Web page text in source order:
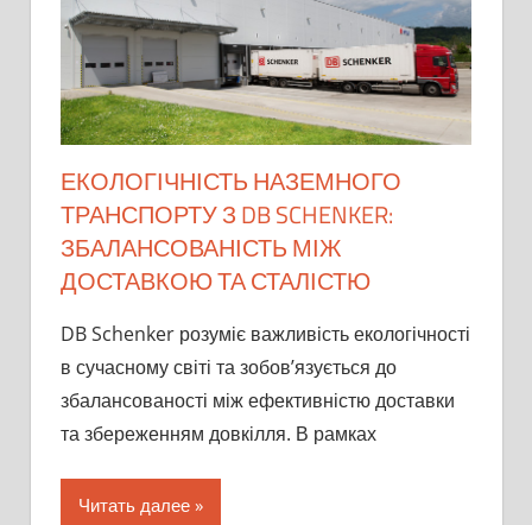
ЕКОЛОГІЧНІСТЬ НАЗЕМНОГО
ТРАНСПОРТУ З DB SCHENKER:
ЗБАЛАНСОВАНІСТЬ МІЖ
ДОСТАВКОЮ ТА СТАЛІСТЮ
DB Schenker розуміє важливість екологічності
в сучасному світі та зобов’язується до
збалансованості між ефективністю доставки
та збереженням довкілля. В рамках
Читать далее